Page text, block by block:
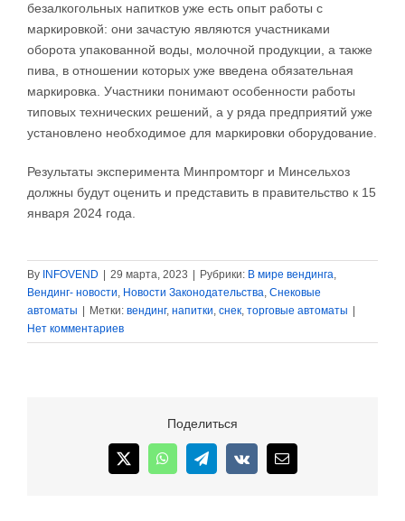
безалкогольных напитков уже есть опыт работы с
маркировкой: они зачастую являются участниками
оборота упакованной воды, молочной продукции, а также
пива, в отношении которых уже введена обязательная
маркировка. Участники понимают особенности работы
типовых технических решений, а у ряда предприятий уже
установлено необходимое для маркировки оборудование.
Результаты эксперимента Минпромторг и Минсельхоз
должны будут оценить и представить в правительство к 15
января 2024 года.
By INFOVEND 29 марта, 2023 Рубрики: В мире вендинга,
Вендинг- новости, Новости Законодательства, Снековые
автоматы
Метки: вендинг, напитки, снек, торговые автоматы
Нет комментариев
Поделиться
X WhatsAppTelegram
Vk Email